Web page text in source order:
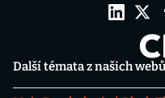
Další témata z našich webů